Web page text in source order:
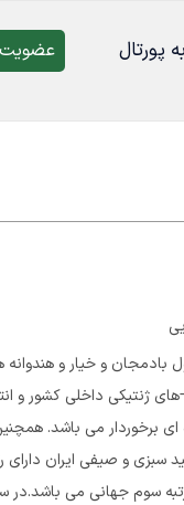
پورتال عضویت
بادمجان و خیار و
1000 دانه 25 دلار) . شناسایی جمعیت¬های
برخوردار می باشد.
سبزی و صیفی ایران